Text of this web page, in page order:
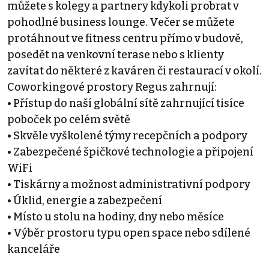
můžete s kolegy a partnery kdykoli probrat v
pohodlné business lounge. Večer se můžete
protáhnout ve fitness centru přímo v budově,
posedět na venkovní terase nebo s klienty
zavítat do některé z kaváren či restaurací v okolí.
Coworkingové prostory Regus zahrnují:
• Přístup do naší globální sítě zahrnující tisíce
poboček po celém světě
• Skvěle vyškolené týmy recepčních a podpory
• Zabezpečené špičkové technologie a připojení
WiFi
• Tiskárny a možnost administrativní podpory
• Úklid, energie a zabezpečení
• Místo u stolu na hodiny, dny nebo měsíce
• Výběr prostoru typu open space nebo sdílené
kanceláře